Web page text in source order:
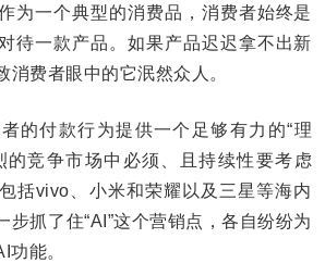
为一个典型的消费品，消费者始终是
待一款产品。如果产品迟迟拿不出新
消费者眼中的它泯然众人。
付款行为提供一个足够有力的“理
的竞争市场中必须、且持续性要考虑
括vivo、小米和荣耀以及三星等海内
步抓了住“AI”这个营销点，各自纷纷为
能。